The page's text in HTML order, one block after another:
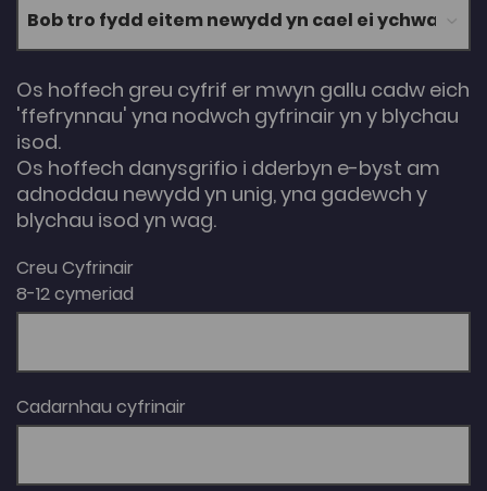
Os hoffech greu cyfrif er mwyn gallu cadw eich
'ffefrynnau' yna nodwch gyfrinair yn y blychau
isod.
Os hoffech danysgrifio i dderbyn e-byst am
adnoddau newydd yn unig, yna gadewch y
blychau isod yn wag.
Creu Cyfrinair
8-12 cymeriad
Cadarnhau cyfrinair